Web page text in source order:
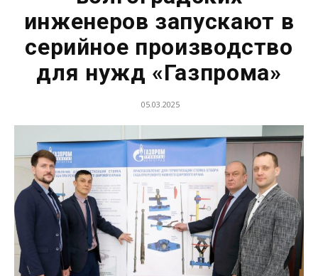
инженеров запускают в
серийное производство
для нужд «Газпрома»
05.03.2025